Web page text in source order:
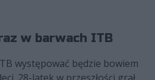
w barwach ITB
występować będzie bowiem